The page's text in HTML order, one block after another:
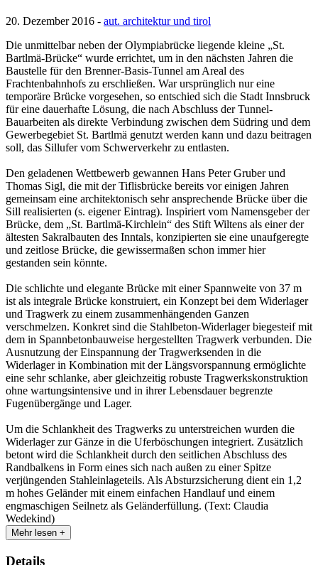
20. Dezember 2016 - aut. architektur und tirol
Die unmittelbar neben der Olympiabrücke liegende kleine „St.
Bartlmä-Brücke“ wurde errichtet, um in den nächsten Jahren die
Baustelle für den Brenner-Basis-Tunnel am Areal des
Frachtenbahnhofs zu erschließen. War ursprünglich nur eine
temporäre Brücke vorgesehen, so entschied sich die Stadt Innsbruck
für eine dauerhafte Lösung, die nach Abschluss der Tunnel-
Bauarbeiten als direkte Verbindung zwischen dem Südring und dem
Gewerbegebiet St. Bartlmä genutzt werden kann und dazu beitragen
soll, das Sillufer vom Schwerverkehr zu entlasten.
Den geladenen Wettbewerb gewannen Hans Peter Gruber und
Thomas Sigl, die mit der Tiflisbrücke bereits vor einigen Jahren
gemeinsam eine architektonisch sehr ansprechende Brücke über die
Sill realisierten (s. eigener Eintrag). Inspiriert vom Namensgeber der
Brücke, dem „St. Bartlmä-Kirchlein“ des Stift Wiltens als einer der
ältesten Sakralbauten des Inntals, konzipierten sie eine unaufgeregte
und zeitlose Brücke, die gewissermaßen schon immer hier
gestanden sein könnte.
Die schlichte und elegante Brücke mit einer Spannweite von 37 m
ist als integrale Brücke konstruiert, ein Konzept bei dem Widerlager
und Tragwerk zu einem zusammenhängenden Ganzen
verschmelzen. Konkret sind die Stahlbeton-Widerlager biegesteif mit
dem in Spannbetonbauweise hergestellten Tragwerk verbunden. Die
Ausnutzung der Einspannung der Tragwerksenden in die
Widerlager in Kombination mit der Längsvorspannung ermöglichte
eine sehr schlanke, aber gleichzeitig robuste Tragwerkskonstruktion
ohne wartungsintensive und in ihrer Lebensdauer begrenzte
Fugenübergänge und Lager.
Um die Schlankheit des Tragwerks zu unterstreichen wurden die
Widerlager zur Gänze in die Uferböschungen integriert. Zusätzlich
betont wird die Schlankheit durch den seitlichen Abschluss des
Randbalkens in Form eines sich nach außen zu einer Spitze
verjüngenden Stahleinlageteils. Als Absturzsicherung dient ein 1,2
m hohes Geländer mit einem einfachen Handlauf und einem
engmaschigen Seilnetz als Geländerfüllung. (Text: Claudia
Wedekind)
Mehr lesen +
Details